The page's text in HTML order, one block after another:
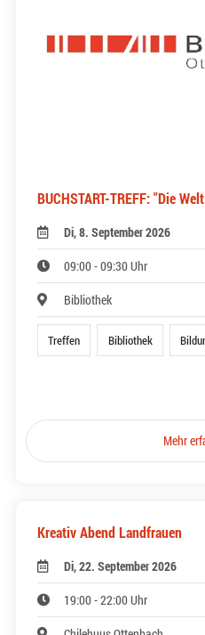
BUCHSTART-TREFF: "Die
Di, 8. September 2026
09:00 - 09:30 Uhr
Bibliothek
Treffen Bibliothek
Mehr
Kreativ Abend Landfrauen
Di, 22. September 2026
19:00 - 22:00 Uhr